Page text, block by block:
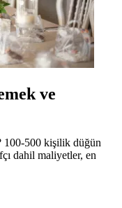
ve
100-500 kişilik düğün
dahil maliyetler, en